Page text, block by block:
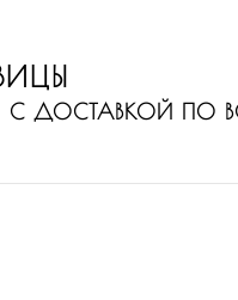
ДОСТАВКОЙ ПО